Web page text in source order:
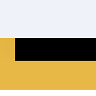
contenido